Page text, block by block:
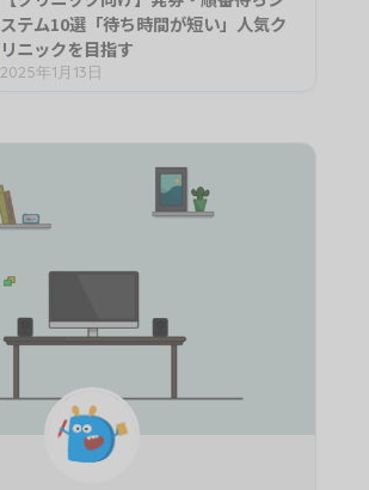
ステム10選「待ち時間が短い」人気ク
リニックを目指す
2025年1月13日